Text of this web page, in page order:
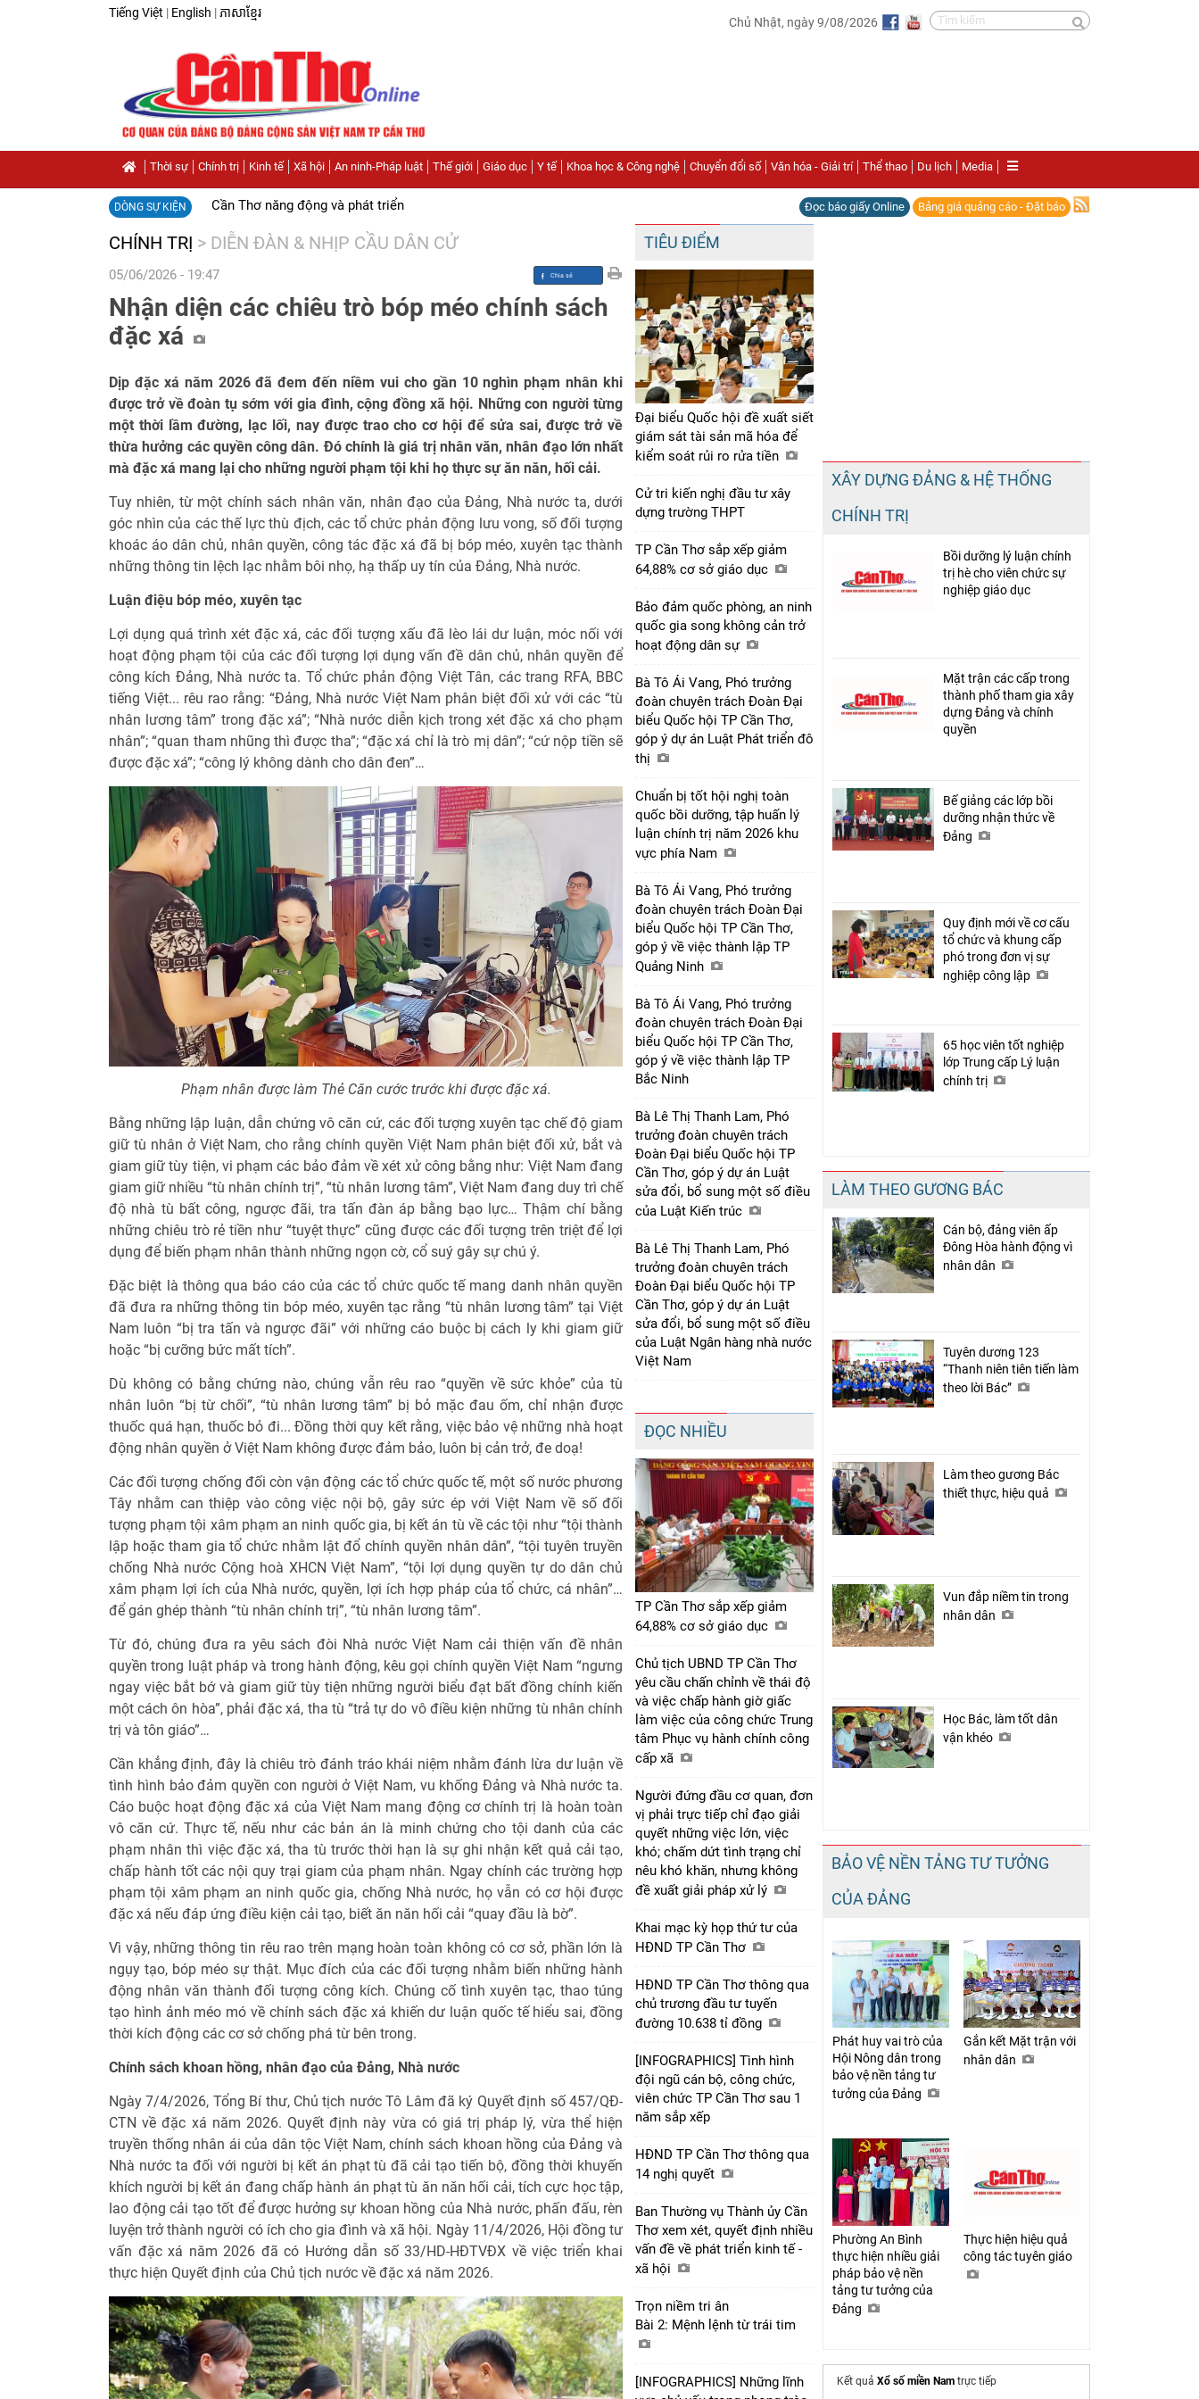
Tiếng Việt | English | ភាសាខ្មែរ
Chủ Nhật, ngày 9/08/2026
Thời sự Chính trị Kinh tế Xã hội An ninh-Pháp luật Thế giới Giáo dục Y tế Khoa học & Công nghệ Chuyển đổi số Văn hóa - Giải trí Thể thao Du lịch Media
DÒNG SỰ KIỆN Cần Thơ năng động và phát triển Đọc báo giấy Online Bảng giá quảng cáo - Đặt báo
CHÍNH TRỊ > DIỄN ĐÀN & NHỊP CẦU DÂN CỬ
05/06/2026 - 19:47
Chia sẻ
Facebook
Nhận diện các chiêu trò bóp méo chính sách
đặc xá
Dịp đặc xá năm 2026 đã đem đến niềm vui cho gần 10 nghìn phạm nhân khi
được trở về đoàn tụ sớm với gia đình, cộng đồng xã hội. Những con người từng
một thời lầm đường, lạc lối, nay được trao cho cơ hội để sửa sai, được trở về
thừa hưởng các quyền công dân. Đó chính là giá trị nhân văn, nhân đạo lớn nhất
mà đặc xá mang lại cho những người phạm tội khi họ thực sự ăn năn, hối cải.
Tuy nhiên, từ một chính sách nhân văn, nhân đạo của Đảng, Nhà nước ta, dưới
góc nhìn của các thế lực thù địch, các tổ chức phản động lưu vong, số đối tượng
khoác áo dân chủ, nhân quyền, công tác đặc xá đã bị bóp méo, xuyên tạc thành
những thông tin lệch lạc nhằm bôi nhọ, hạ thấp uy tín của Đảng, Nhà nước.
Luận điệu bóp méo, xuyên tạc
Lợi dụng quá trình xét đặc xá, các đối tượng xấu đã lèo lái dư luận, móc nối với
hoạt động phạm tội của các đối tượng lợi dụng vấn đề dân chủ, nhân quyền để
công kích Đảng, Nhà nước ta. Tổ chức phản động Việt Tân, các trang RFA, BBC
tiếng Việt... rêu rao rằng: “Đảng, Nhà nước Việt Nam phân biệt đối xử với các “tù
nhân lương tâm” trong đặc xá”; “Nhà nước diễn kịch trong xét đặc xá cho phạm
nhân”; “quan tham nhũng thì được tha”; “đặc xá chỉ là trò mị dân”; “cứ nộp tiền sẽ
được đặc xá”; “công lý không dành cho dân đen”…
Phạm nhân được làm Thẻ Căn cước trước khi được đặc xá.
Bằng những lập luận, dẫn chứng vô căn cứ, các đối tượng xuyên tạc chế độ giam
giữ tù nhân ở Việt Nam, cho rằng chính quyền Việt Nam phân biệt đối xử, bắt và
giam giữ tùy tiện, vi phạm các bảo đảm về xét xử công bằng như: Việt Nam đang
giam giữ nhiều “tù nhân chính trị”, “tù nhân lương tâm”, Việt Nam đang duy trì chế
độ nhà tù bất công, ngược đãi, tra tấn đàn áp bằng bạo lực… Thậm chí bằng
những chiêu trò rẻ tiền như “tuyệt thực” cũng được các đối tượng trên triệt để lợi
dụng để biến phạm nhân thành những ngọn cờ, cổ suý gây sự chú ý.
Đặc biệt là thông qua báo cáo của các tổ chức quốc tế mang danh nhân quyền
đã đưa ra những thông tin bóp méo, xuyên tạc rằng “tù nhân lương tâm” tại Việt
Nam luôn “bị tra tấn và ngược đãi” với những cáo buộc bị cách ly khi giam giữ
hoặc “bị cưỡng bức mất tích”.
Dù không có bằng chứng nào, chúng vẫn rêu rao “quyền về sức khỏe” của tù
nhân luôn “bị từ chối”, “tù nhân lương tâm” bị bỏ mặc đau ốm, chỉ nhận được
thuốc quá hạn, thuốc bỏ đi... Đồng thời quy kết rằng, việc bảo vệ những nhà hoạt
động nhân quyền ở Việt Nam không được đảm bảo, luôn bị cản trở, đe doạ!
Các đối tượng chống đối còn vận động các tổ chức quốc tế, một số nước phương
Tây nhằm can thiệp vào công việc nội bộ, gây sức ép với Việt Nam về số đối
tượng phạm tội xâm phạm an ninh quốc gia, bị kết án tù về các tội như “tội thành
lập hoặc tham gia tổ chức nhằm lật đổ chính quyền nhân dân”, “tội tuyên truyền
chống Nhà nước Cộng hoà XHCN Việt Nam”, “tội lợi dụng quyền tự do dân chủ
xâm phạm lợi ích của Nhà nước, quyền, lợi ích hợp pháp của tổ chức, cá nhân”…
để gán ghép thành “tù nhân chính trị”, “tù nhân lương tâm”.
Từ đó, chúng đưa ra yêu sách đòi Nhà nước Việt Nam cải thiện vấn đề nhân
quyền trong luật pháp và trong hành động, kêu gọi chính quyền Việt Nam “ngưng
ngay việc bắt bớ và giam giữ tùy tiện những người biểu đạt bất đồng chính kiến
một cách ôn hòa”, phải đặc xá, tha tù “trả tự do vô điều kiện những tù nhân chính
trị và tôn giáo”…
Cần khẳng định, đây là chiêu trò đánh tráo khái niệm nhằm đánh lừa dư luận về
tình hình bảo đảm quyền con người ở Việt Nam, vu khống Đảng và Nhà nước ta.
Cáo buộc hoạt động đặc xá của Việt Nam mang động cơ chính trị là hoàn toàn
vô căn cứ. Thực tế, nếu như các bản án là minh chứng cho tội danh của các
phạm nhân thì việc đặc xá, tha tù trước thời hạn là sự ghi nhận kết quả cải tạo,
chấp hành tốt các nội quy trại giam của phạm nhân. Ngay chính các trường hợp
phạm tội xâm phạm an ninh quốc gia, chống Nhà nước, họ vẫn có cơ hội được
đặc xá nếu đáp ứng điều kiện cải tạo, biết ăn năn hối cải “quay đầu là bờ”.
Vì vậy, những thông tin rêu rao trên mạng hoàn toàn không có cơ sở, phần lớn là
ngụy tạo, bóp méo sự thật. Mục đích của các đối tượng nhằm biến những hành
động nhân văn thành đối tượng công kích. Chúng cố tình xuyên tạc, thao túng
tạo hình ảnh méo mó về chính sách đặc xá khiến dư luận quốc tế hiểu sai, đồng
thời kích động các cơ sở chống phá từ bên trong.
Chính sách khoan hồng, nhân đạo của Đảng, Nhà nước
Ngày 7/4/2026, Tổng Bí thư, Chủ tịch nước Tô Lâm đã ký Quyết định số 457/QĐ-
CTN về đặc xá năm 2026. Quyết định này vừa có giá trị pháp lý, vừa thể hiện
truyền thống nhân ái của dân tộc Việt Nam, chính sách khoan hồng của Đảng và
Nhà nước ta đối với người bị kết án phạt tù đã cải tạo tiến bộ, đồng thời khuyến
khích người bị kết án đang chấp hành án phạt tù ăn năn hối cải, tích cực học tập,
lao động cải tạo tốt để được hưởng sự khoan hồng của Nhà nước, phấn đấu, rèn
luyện trở thành người có ích cho gia đình và xã hội. Ngày 11/4/2026, Hội đồng tư
vấn đặc xá năm 2026 đã có Hướng dẫn số 33/HD-HĐTVĐX về việc triển khai
thực hiện Quyết định của Chủ tịch nước về đặc xá năm 2026.
TIÊU ĐIỂM
Đại biểu Quốc hội đề xuất siết
giám sát tài sản mã hóa để
kiểm soát rủi ro rửa tiền
Cử tri kiến nghị đầu tư xây
dựng trường THPT
TP Cần Thơ sắp xếp giảm
64,88% cơ sở giáo dục
Bảo đảm quốc phòng, an ninh
quốc gia song không cản trở
hoạt động dân sự
Bà Tô Ái Vang, Phó trưởng
đoàn chuyên trách Đoàn Đại
biểu Quốc hội TP Cần Thơ,
góp ý dự án Luật Phát triển đô
thị
Chuẩn bị tốt hội nghị toàn
quốc bồi dưỡng, tập huấn lý
luận chính trị năm 2026 khu
vực phía Nam
Bà Tô Ái Vang, Phó trưởng
đoàn chuyên trách Đoàn Đại
biểu Quốc hội TP Cần Thơ,
góp ý về việc thành lập TP
Quảng Ninh
Bà Tô Ái Vang, Phó trưởng
đoàn chuyên trách Đoàn Đại
biểu Quốc hội TP Cần Thơ,
góp ý về việc thành lập TP
Bắc Ninh
Bà Lê Thị Thanh Lam, Phó
trưởng đoàn chuyên trách
Đoàn Đại biểu Quốc hội TP
Cần Thơ, góp ý dự án Luật
sửa đổi, bổ sung một số điều
của Luật Kiến trúc
Bà Lê Thị Thanh Lam, Phó
trưởng đoàn chuyên trách
Đoàn Đại biểu Quốc hội TP
Cần Thơ, góp ý dự án Luật
sửa đổi, bổ sung một số điều
của Luật Ngân hàng nhà nước
Việt Nam
ĐỌC NHIỀU
TP Cần Thơ sắp xếp giảm
64,88% cơ sở giáo dục
Chủ tịch UBND TP Cần Thơ
yêu cầu chấn chỉnh về thái độ
và việc chấp hành giờ giấc
làm việc của công chức Trung
tâm Phục vụ hành chính công
cấp xã
Người đứng đầu cơ quan, đơn
vị phải trực tiếp chỉ đạo giải
quyết những việc lớn, việc
khó; chấm dứt tình trạng chỉ
nêu khó khăn, nhưng không
đề xuất giải pháp xử lý
Khai mạc kỳ họp thứ tư của
HĐND TP Cần Thơ
HĐND TP Cần Thơ thông qua
chủ trương đầu tư tuyến
đường 10.638 tỉ đồng
[INFOGRAPHICS] Tình hình
đội ngũ cán bộ, công chức,
viên chức TP Cần Thơ sau 1
năm sắp xếp
HĐND TP Cần Thơ thông qua
14 nghị quyết
Ban Thường vụ Thành ủy Cần
Thơ xem xét, quyết định nhiều
vấn đề về phát triển kinh tế -
xã hội
Trọn niềm tri ân
Bài 2: Mệnh lệnh từ trái tim
[INFOGRAPHICS] Những lĩnh
XÂY DỰNG ĐẢNG & HỆ THỐNG
CHÍNH TRỊ
Bồi dưỡng lý luận chính
trị hè cho viên chức sự
nghiệp giáo dục
Mặt trận các cấp trong
thành phố tham gia xây
dựng Đảng và chính
quyền
Bế giảng các lớp bồi
dưỡng nhận thức về
Đảng
Quy định mới về cơ cấu
tổ chức và khung cấp
phó trong đơn vị sự
nghiệp công lập
65 học viên tốt nghiệp
lớp Trung cấp Lý luận
chính trị
LÀM THEO GƯƠNG BÁC
Cán bộ, đảng viên ấp
Đông Hòa hành động vì
nhân dân
Tuyên dương 123
“Thanh niên tiên tiến làm
theo lời Bác”
Làm theo gương Bác
thiết thực, hiệu quả
Vun đắp niềm tin trong
nhân dân
Học Bác, làm tốt dân
vận khéo
BẢO VỆ NỀN TẢNG TƯ TƯỞNG
CỦA ĐẢNG
Phát huy vai trò của
Hội Nông dân trong
bảo vệ nền tảng tư
tưởng của Đảng
Gắn kết Mặt trận với
nhân dân
Phường An Bình
thực hiện nhiều giải
pháp bảo vệ nền
tảng tư tưởng của
Đảng
Thực hiện hiệu quả
công tác tuyên giáo
Kết quả Xổ số miền Nam trực tiếp